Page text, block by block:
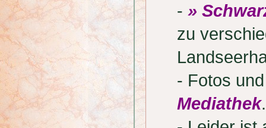
- »
zu
- Fotos
Mediathek.